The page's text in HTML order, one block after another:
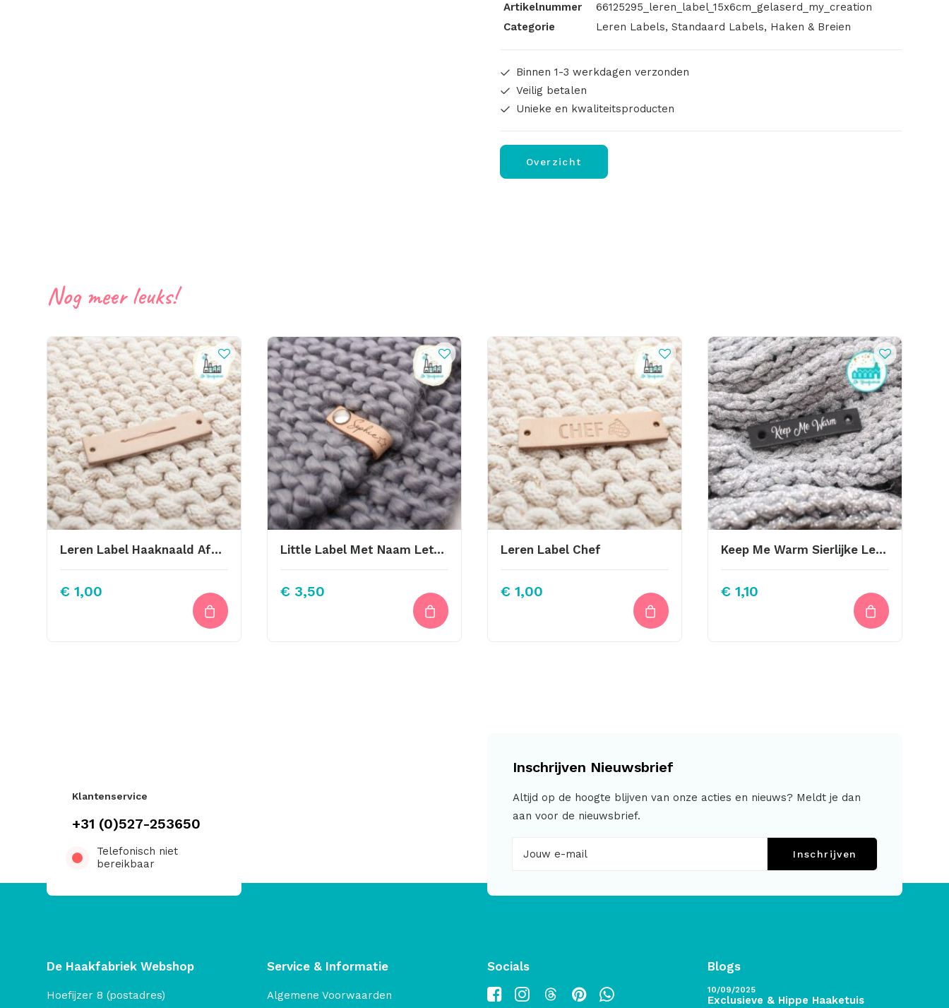
Artikelnummer
66125295_leren_label_15x6cm_gelaserd_my_creation
Categorie
Leren Labels, Standaard Labels, Haken & Breien
Binnen 1-3 werkdagen verzonden
Veilig betalen
Unieke en kwaliteitsproducten
Overzicht
Nog meer leuks!
Leren Label Haaknaald Afbeelding
€ 1,00
Little Label Met Naam Lettertype “Sophie” Sterretje
€ 3,50
Leren Label Chef
€ 1,00
Keep Me Warm Sierlijke Letter Zwart 1cm Zilver Letters
€ 1,10
Klantenservice
+31 (0)527-253650
Telefonisch niet
bereikbaar
Inschrijven Nieuwsbrief
Altijd op de hoogte blijven van onze acties en nieuws? Meldt je dan
aan voor de nieuwsbrief.
Inschrijven
De Haakfabriek Webshop
Hoefijzer 8 (postadres)
Service & Informatie
Algemene Voorwaarden
Socials Blogs
10/09/2025
Exclusieve & Hippe Haaketuis